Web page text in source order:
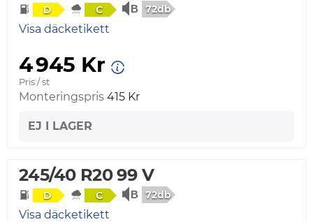
D C 72db
Visa däcketikett
4 945 Kr
Pris / st
Monteringspris 415 Kr
EJ I LAGER
245/40 R20 99 V
D C 72db
Visa däcketikett